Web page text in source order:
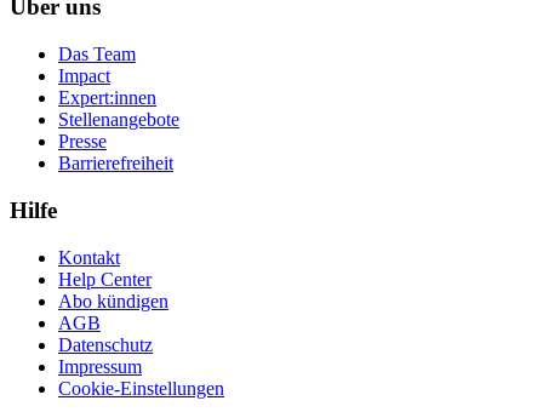
Über uns
Das Team
Impact
Expert:innen
Stellenangebote
Presse
Barrierefreiheit
Hilfe
Kontakt
Help Center
Abo kündigen
AGB
Datenschutz
Impressum
Cookie-Einstellungen